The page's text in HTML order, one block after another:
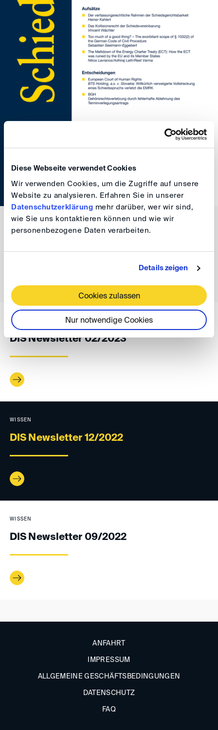
Diese Webseite verwendet Cookies
Wir verwenden Cookies, um die Zugriffe auf unsere
Website zu analysieren. Erfahren Sie in unserer
Datenschutzerklärung mehr darüber, wer wir sind,
wie Sie uns kontaktieren können und wie wir
personenbezogene Daten verarbeiten.
Details zeigen
Cookies zulassen
Nur notwendige Cookies
Antonida Netzer
WISSEN
DIS Newsletter 02/2023
WISSEN
DIS Newsletter 12/2022
WISSEN
DIS Newsletter 09/2022
ANFAHRT
IMPRESSUM
ALLGEMEINE GESCHÄFTSBEDINGUNGEN
DATENSCHUTZ
FAQ